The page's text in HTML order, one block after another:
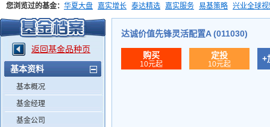
您浏览过的基金： 华夏大盘 嘉实增长 泰达精选 嘉实服务 易基策略 兴业全球
添富优势 华安宏利 上证180价值ETF
返回基金品种页
基本资料
基本概况
基金经理
基金公司
达诚价值先锋灵活配置A (011030)
购买
10元起
定投
10元起
+